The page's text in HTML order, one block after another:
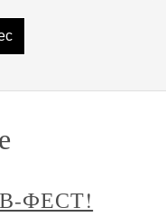
ФЕСТ!